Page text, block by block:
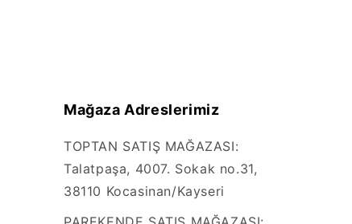
Mağaza Adreslerimiz
TOPTAN SATIŞ MAĞAZASI:
Talatpaşa, 4007. Sokak no.31,
38110 Kocasinan/Kayseri